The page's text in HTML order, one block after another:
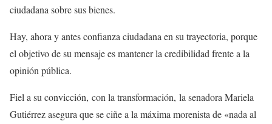
ciudadana sobre sus bienes.
Hay, ahora y antes confianza ciudadana en su trayectoria, porque
el objetivo de su mensaje es mantener la credibilidad frente a la
opinión pública.
Fiel a su convicción, con la transformación, la senadora Mariela
Gutiérrez asegura que se ciñe a la máxima morenista de «nada al